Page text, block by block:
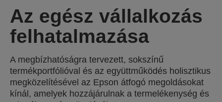
Az egész vállalkozás
felhatalmazása
A megbízhatóságra tervezett, sokszínű
termékportfólióval és az együttműködés holisztikus
megközelítésével az Epson átfogó megoldásokat
kínál, amelyek hozzájárulnak a termelékenység és